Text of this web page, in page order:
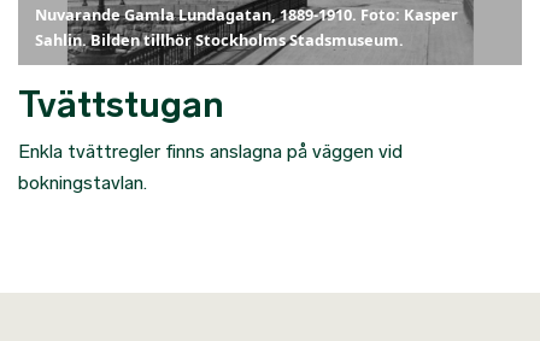
Nuvarande Gamla Lundagatan, 1889-1910. Foto: Kasper
Sahlin. Bilden tillhör Stockholms Stadsmuseum.
Tvättstugan
Enkla tvättregler finns anslagna på väggen vid
bokningstavlan.